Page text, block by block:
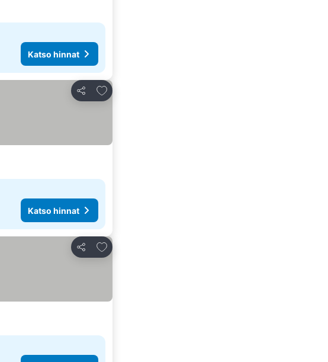
Katso hinnat
Jaa
Lisää suosikkeihin
Katso hinnat
Jaa
Lisää suosikkeihin